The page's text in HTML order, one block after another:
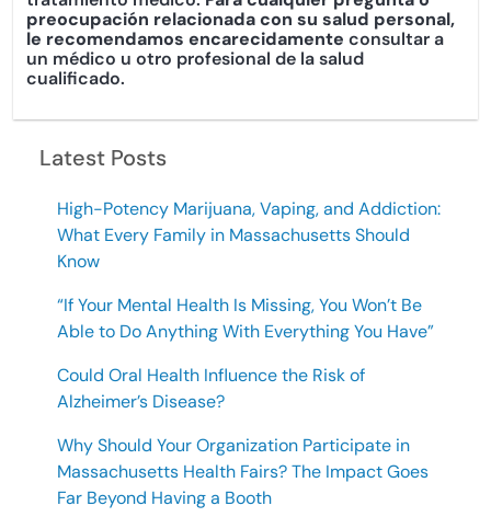
preocupación relacionada con su salud personal,
le recomendamos encarecidamente consultar a
un médico u otro profesional de la salud
cualificado.
Latest Posts
High-Potency Marijuana, Vaping, and Addiction:
What Every Family in Massachusetts Should
Know
“If Your Mental Health Is Missing, You Won’t Be
Able to Do Anything With Everything You Have”
Could Oral Health Influence the Risk of
Alzheimer’s Disease?
Why Should Your Organization Participate in
Massachusetts Health Fairs? The Impact Goes
Far Beyond Having a Booth